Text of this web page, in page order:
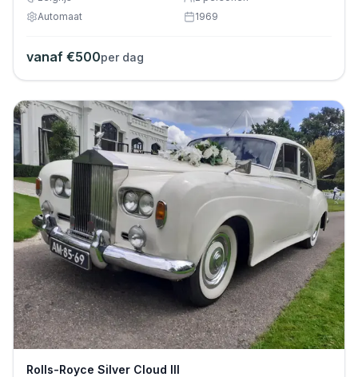
Automaat
1969
vanaf €500per dag
Rolls-Royce Silver Cloud III